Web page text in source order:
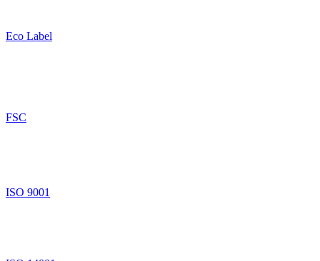
Eco Label
FSC
ISO 9001